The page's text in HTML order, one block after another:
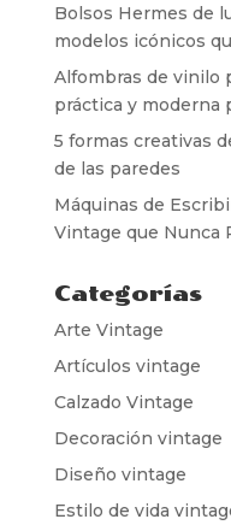
Bolsos Hermes de
modelos icónicos
Alfombras de vinilo
práctica y moderna
5 formas creativas
de las paredes
Máquinas de
Vintage que Nunca
Categorías
Arte Vintage
Artículos vintage
Calzado Vintage
Decoración vintage
Diseño vintage
Estilo de vida